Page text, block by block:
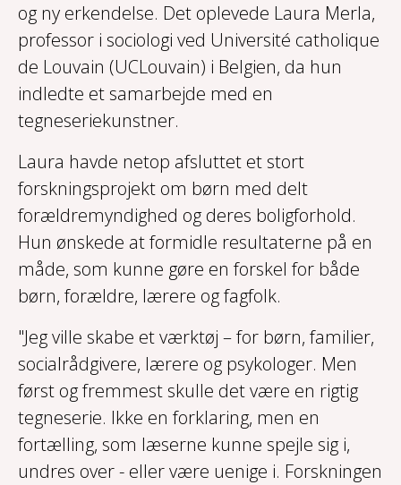
og ny erkendelse. Det oplevede Laura Merla,
professor i sociologi ved Université catholique
de Louvain (UCLouvain) i Belgien, da hun
indledte et samarbejde med en
tegneseriekunstner.
Laura havde netop afsluttet et stort
forskningsprojekt om børn med delt
forældremyndighed og deres boligforhold.
Hun ønskede at formidle resultaterne på en
måde, som kunne gøre en forskel for både
børn, forældre, lærere og fagfolk.
"Jeg ville skabe et værktøj – for børn, familier,
socialrådgivere, lærere og psykologer. Men
først og fremmest skulle det være en rigtig
tegneserie. Ikke en forklaring, men en
fortælling, som læserne kunne spejle sig i,
undres over - eller være uenige i. Forskningen